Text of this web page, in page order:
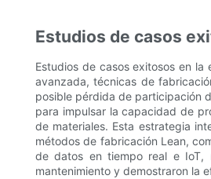
Estudios de casos
Estudios de casos exitosos en
avanzada, técnicas de
posible pérdida de participación
para impulsar la capacidad de
de materiales. Esta estrategia
métodos de fabricación Lean,
de datos en tiempo real e IoT,
mantenimiento y demostraron la